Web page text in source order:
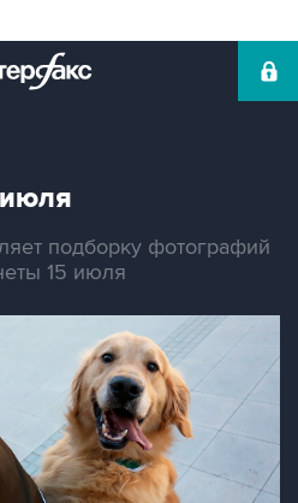
подборку фотографий
15 июля